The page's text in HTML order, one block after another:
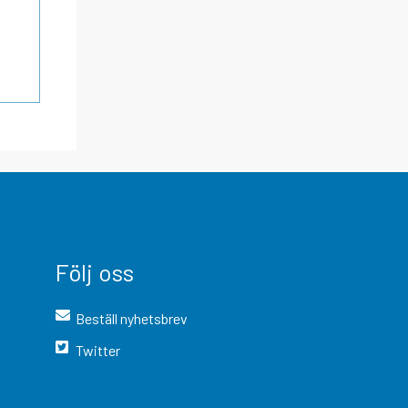
Följ oss
Beställ nyhetsbrev
Twitter